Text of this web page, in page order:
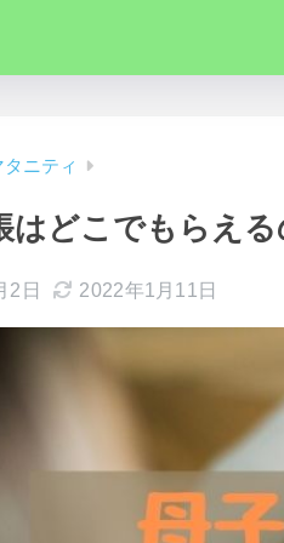
タニティ
はどこでもらえ
2日 2022年1月11日